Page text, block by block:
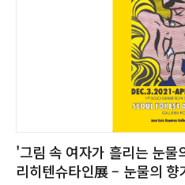
'그림 속 여자가 흘리는 눈물
리히텐슈타인展 – 눈물의 향